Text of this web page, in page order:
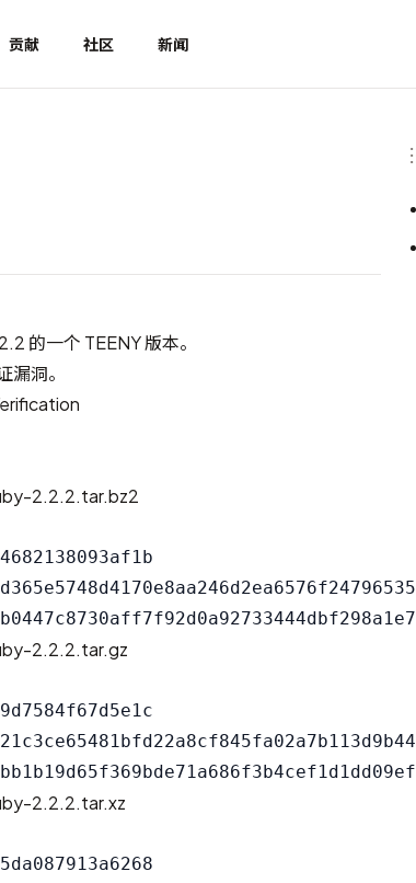
贡献 社区 新闻
的一个 TEENY 版本。
洞。
2.2.2.tar.bz2
2.2.2.tar.gz
2.2.2.tar.xz